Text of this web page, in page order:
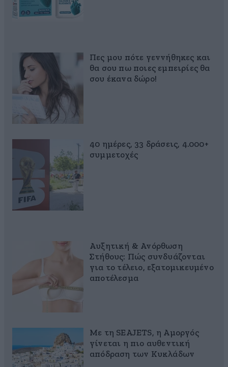
Πες μου πότε γεννήθηκες και
θα σου πω ποιες εμπειρίες θα
σου έκανα δώρο!
40 ημέρες, 33 δράσεις, 4.000+
συμμετοχές
Αυξητική & Ανόρθωση
Στήθους: Πώς συνδυάζονται
για το τέλειο, εξατομικευμένο
αποτέλεσμα
Με τη SEAJETS, η Αμοργός
γίνεται η πιο αυθεντική
απόδραση των Κυκλάδων